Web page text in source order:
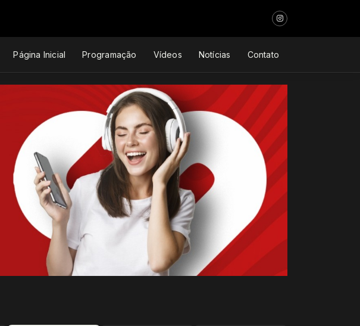
Página Inicial Programação Vídeos Notícias Contato